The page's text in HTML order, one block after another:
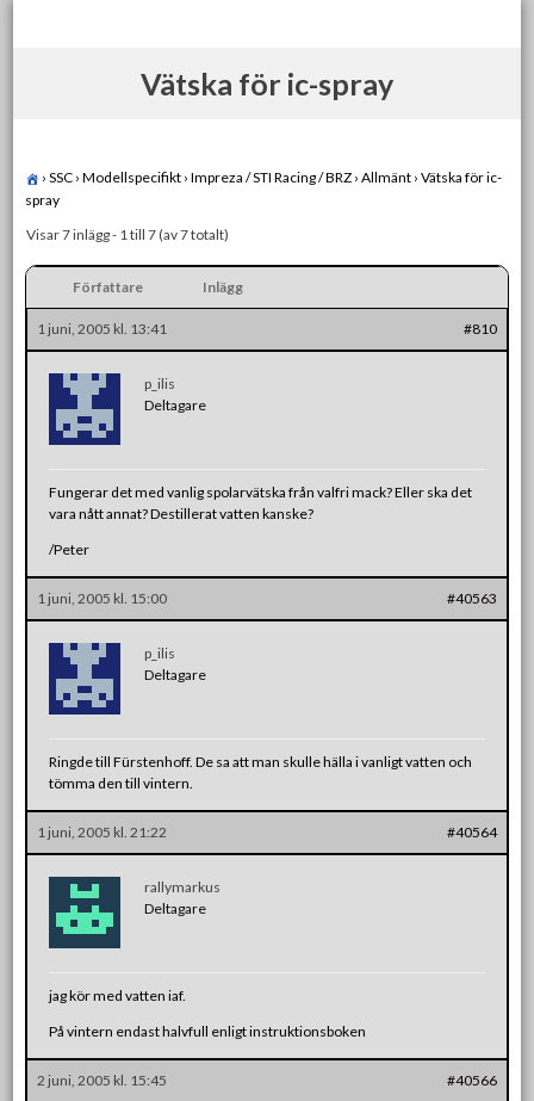
Vätska för ic-spray
› SSC › Modellspecifikt › Impreza / STI Racing / BRZ › Allmänt › Vätska för ic-
spray
Visar 7 inlägg - 1 till 7 (av 7 totalt)
Författare Inlägg
1 juni, 2005 kl. 13:41 #810
p_ilis
Deltagare
Fungerar det med vanlig spolarvätska från valfri mack? Eller ska det
vara nått annat? Destillerat vatten kanske?
/Peter
1 juni, 2005 kl. 15:00 #40563
p_ilis
Deltagare
Ringde till Fürstenhoff. De sa att man skulle hälla i vanligt vatten och
tömma den till vintern.
1 juni, 2005 kl. 21:22 #40564
rallymarkus
Deltagare
jag kör med vatten iaf.
På vintern endast halvfull enligt instruktionsboken
2 juni, 2005 kl. 15:45 #40566